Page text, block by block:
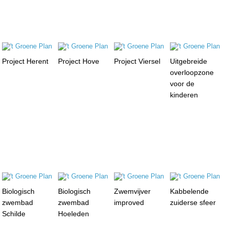
Project Herent Project Hove Project Viersel
Uitgebreide
overloopzone
voor de
kinderen
Biologisch
zwembad
Schilde
Biologisch
zwembad
Hoeleden
Zwemvijver
improved
Kabbelende
zuiderse sfeer